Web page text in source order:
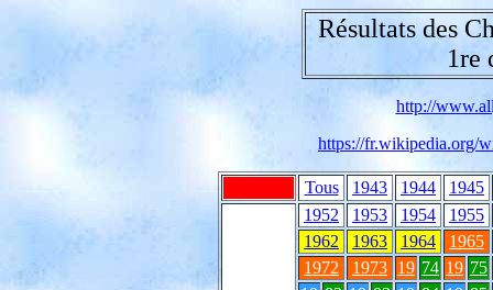
Résultats des
1re
http://
https://fr.wikipedia.org/
Tous 1943 1944 1945
1952 1953 1954
1955
1962
1963 1964
1965
1972
1973 19 74 19 75